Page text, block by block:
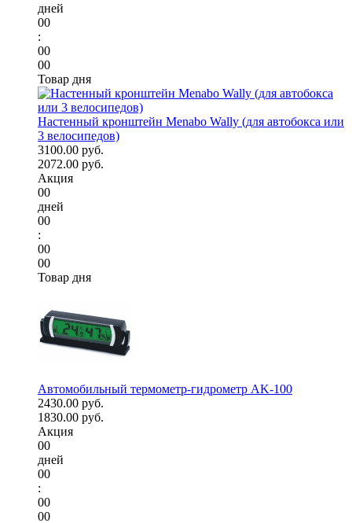
дней
00
:
00
00
Товар дня
Настенный кронштейн Menabo Wally (для автобокса или
3 велосипедов)
3100.00 руб.
2072.00 руб.
Акция
00
дней
00
:
00
00
Товар дня
Автомобильный термометр-гидрометр AK-100
2430.00 руб.
1830.00 руб.
Акция
00
дней
00
:
00
00